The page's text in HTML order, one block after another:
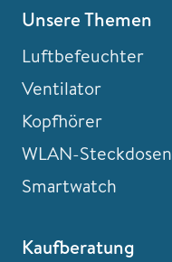
Unsere Themen
Luftbefeuchter
Ventilator
Kopfhörer
WLAN-Steckdosen
Smartwatch
Kaufberatung